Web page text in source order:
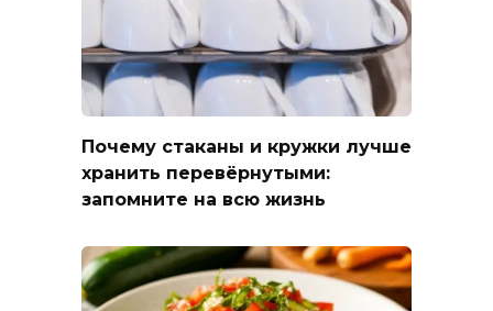
Почему стаканы и кружки лучше
хранить перевёрнутыми:
запомните на всю жизнь